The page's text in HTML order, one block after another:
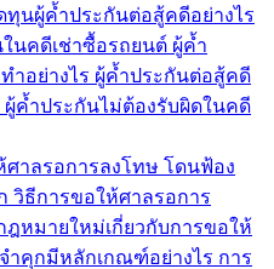
นผู้ค้ำประกันต่อสู้คดีอย่างไร
นคดีเช่าซื้อรถยนต์ ผู้ค้ำ
ำอย่างไร ผู้ค้ำประกันต่อสู้คดี
ค้ำประกันไม่ต้องรับผิดในคดี
ศาลรอการลงโทษ โดนฟ้อง
วิธีการขอให้ศาลรอการ
ฎหมายใหม่เกี่ยวกับการขอให้
ำคุกมีหลักเกณฑ์อย่างไร การ